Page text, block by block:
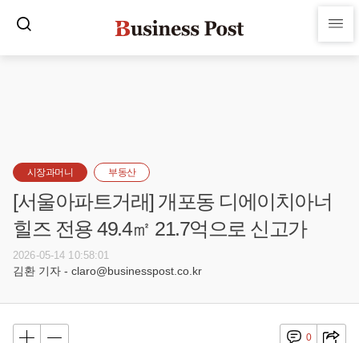
시장과머니 부동산
[서울아파트거래] 개포동 디에이치아너
힐즈 전용 49.4㎡ 21.7억으로 신고가
2026-05-14 10:58:01
김환 기자 - claro@businesspost.co.kr
0